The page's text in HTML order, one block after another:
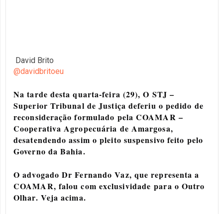
David Brito
@davidbritoeu
Na tarde desta quarta-feira (29), O STJ –
Superior Tribunal de Justiça deferiu o pedido de
reconsideração formulado pela COAMAR –
Cooperativa Agropecuária de Amargosa,
desatendendo assim o pleito suspensivo feito pelo
Governo da Bahia.
O advogado Dr Fernando Vaz, que representa a
COAMAR, falou com exclusividade para o Outro
Olhar. Veja acima.